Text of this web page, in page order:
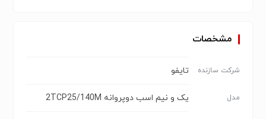
مشخصات
شرکت سازنده تایفو
مدل یک و نیم اسب دوپروانه 2TCP25/140M